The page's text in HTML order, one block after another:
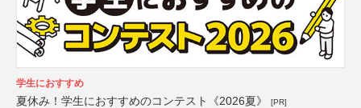
学生におすすめ
夏休み！学生におすすめのコンテスト《2026夏》 [PR]